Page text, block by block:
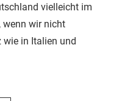
vielleicht im
wenn wir nicht
wie in Italien und